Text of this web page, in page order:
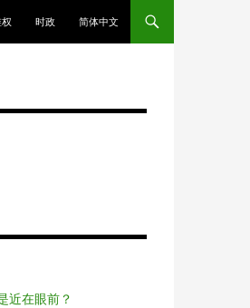
时政 简体中文
近在眼前？